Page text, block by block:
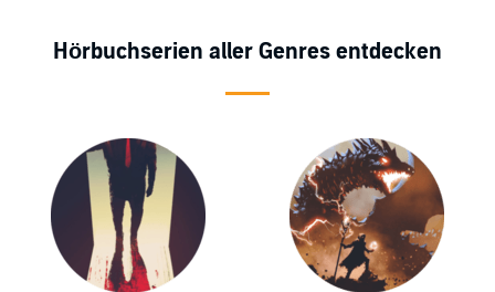
Hörbuchserien aller Genres entdecken